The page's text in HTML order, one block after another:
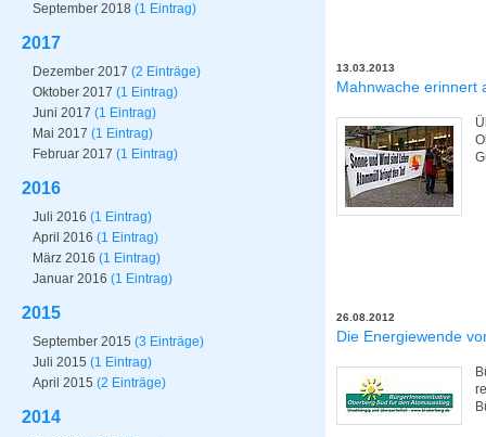
September 2018 (1 Eintrag)
2017
Dezember 2017 (2 Einträge)
Oktober 2017 (1 Eintrag)
Juni 2017 (1 Eintrag)
Mai 2017 (1 Eintrag)
Februar 2017 (1 Eintrag)
2016
Juli 2016 (1 Eintrag)
April 2016 (1 Eintrag)
März 2016 (1 Eintrag)
Januar 2016 (1 Eintrag)
2015
September 2015 (3 Einträge)
Juli 2015 (1 Eintrag)
April 2015 (2 Einträge)
2014
13.03.2013
Mahnwache erinnert
26.08.2012
Die Energiewende